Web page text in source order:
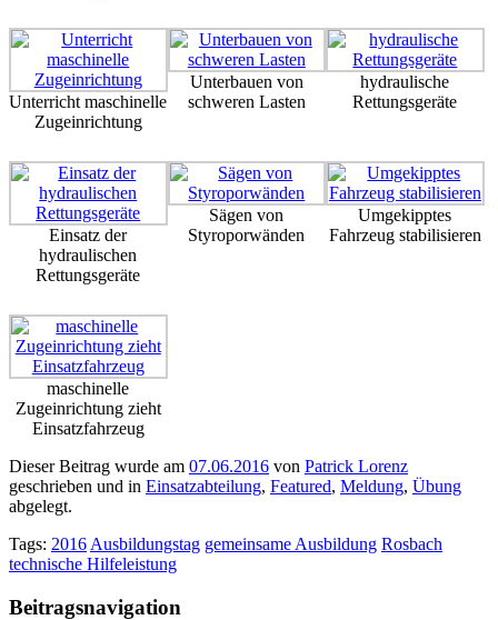
Unterricht maschinelle
Zugeinrichtung
Unterbauen von
schweren Lasten
hydraulische
Rettungsgeräte
Einsatz der
hydraulischen
Rettungsgeräte
Sägen von
Styroporwänden
Umgekipptes
Fahrzeug stabilisieren
maschinelle
Zugeinrichtung zieht
Einsatzfahrzeug
Dieser Beitrag wurde am 07.06.2016 von Patrick Lorenz
geschrieben und in Einsatzabteilung, Featured, Meldung, Übung
abgelegt.
Tags: 2016 Ausbildungstag gemeinsame Ausbildung Rosbach
technische Hilfeleistung
Beitragsnavigation